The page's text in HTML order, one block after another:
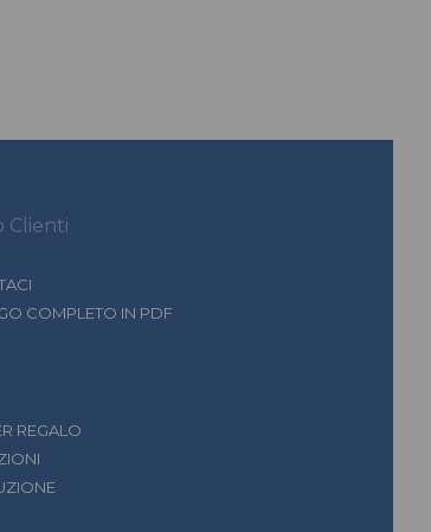
Clienti
COMPLETO IN PDF
REGALO